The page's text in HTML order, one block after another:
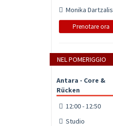
Monika Dartzalis
Prenotare ora
NEL POMERIGGIO
Antara - Core &
Rücken
12:00 - 12:50
Studio